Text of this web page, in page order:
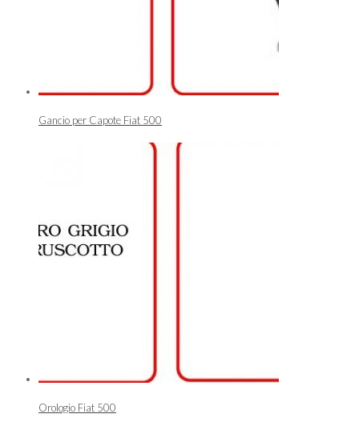
Gancio per Capote Fiat 500
Orologio Fiat 500